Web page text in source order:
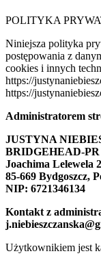
POLITYKA
Niniejsza polityka
postępowania z
cookies i innych
https://
https://
Administratorem
JUSTYNA
BRIDGEHEAD-PR
Joachima Lelewela
85-669 Bydgoszcz,
NIP: 6721346134
Kontakt z
Użytkownikiem jest